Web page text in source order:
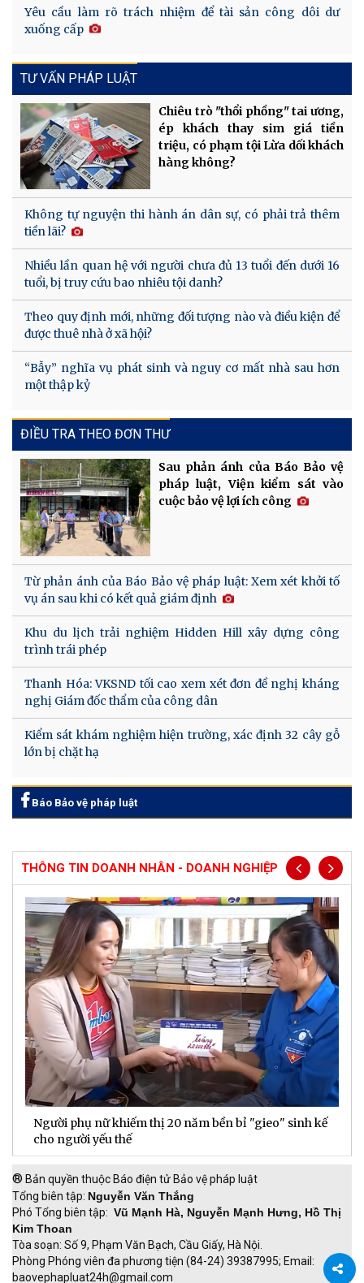
Yêu cầu làm rõ trách nhiệm để tài sản công dôi dư
xuống cấp
TƯ VẤN PHÁP LUẬT
Chiêu trò "thổi phồng" tai ương,
ép khách thay sim giá tiền
triệu, có phạm tội Lừa dối khách
hàng không?
Không tự nguyện thi hành án dân sự, có phải trả thêm
tiền lãi?
Nhiều lần quan hệ với người chưa đủ 13 tuổi đến dưới 16
tuổi, bị truy cứu bao nhiêu tội danh?
Theo quy định mới, những đối tượng nào và điều kiện để
được thuê nhà ở xã hội?
“Bẫy” nghĩa vụ phát sinh và nguy cơ mất nhà sau hơn
một thập kỷ
ĐIỀU TRA THEO ĐƠN THƯ
Sau phản ánh của Báo Bảo vệ
pháp luật, Viện kiểm sát vào
cuộc bảo vệ lợi ích công
Từ phản ánh của Báo Bảo vệ pháp luật: Xem xét khởi tố
vụ án sau khi có kết quả giám định
Khu du lịch trải nghiệm Hidden Hill xây dựng công
trình trái phép
Thanh Hóa: VKSND tối cao xem xét đơn đề nghị kháng
nghị Giám đốc thẩm của công dân
Kiểm sát khám nghiệm hiện trường, xác định 32 cây gỗ
lớn bị chặt hạ
Báo Bảo vệ pháp luật
THÔNG TIN DOANH NHÂN - DOANH NGHIỆP
Doanh thu hoạt động DNSE tăng gần 60% trong 6
tháng đầu năm
® Bản quyền thuộc Báo điện tử Bảo vệ pháp luật
Tổng biên tập: Nguyễn Văn Thắng
Phó Tổng biên tập: Vũ Mạnh Hà, Nguyễn Mạnh Hưng, Hồ Thị
Kim Thoan
Tòa soạn: Số 9, Phạm Văn Bạch, Cầu Giấy, Hà Nội.
Phòng Phóng viên đa phương tiện (84-24) 39387995; Email:
baovephapluat24h@gmail.com